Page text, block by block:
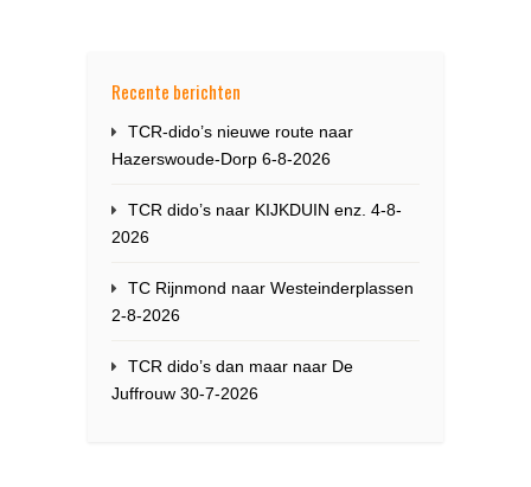
Recente berichten
TCR-dido’s nieuwe route naar
Hazerswoude-Dorp 6-8-2026
TCR dido’s naar KIJKDUIN enz. 4-8-
2026
TC Rijnmond naar Westeinderplassen
2-8-2026
TCR dido’s dan maar naar De
Juffrouw 30-7-2026